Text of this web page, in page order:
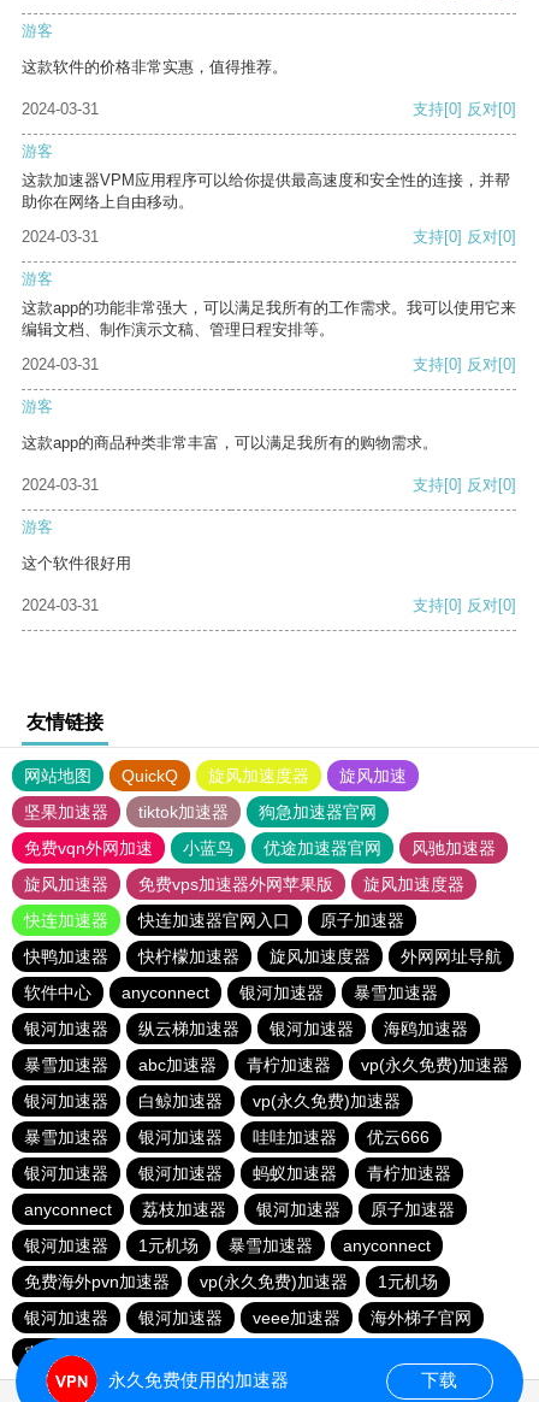
游客
这款软件的价格非常实惠，值得推荐。
2024-03-31 支持[0] 反对[0]
游客
这款加速器VPM应用程序可以给你提供最高速度和安全性的连接，并帮
助你在网络上自由移动。
2024-03-31
支持[0] 反对[0]
游客
这款app的功能非常强大，可以满足我所有的工作需求。我可以使用它来
编辑文档、制作演示文稿、管理日程安排等。
2024-03-31
支持[0] 反对[0]
游客
这款app的商品种类非常丰富，可以满足我所有的购物需求。
2024-03-31 支持[0] 反对[0]
游客
这个软件很好用
2024-03-31 支持[0] 反对[0]
友情链接
网站地图 QuickQ 旋风加速度器
旋风加速
坚果加速器
tiktok加速器
狗急加速器官网
免费vqn外网加速
小蓝鸟 优途加速器官网
风驰加速器
旋风加速器
免费vps加速器外网苹果版
旋风加速度器
快连加速器
快连加速器官网入口
原子加速器
快鸭加速器
快柠檬加速器 旋风加速度器
外网网址导航
软件中心
anyconnect 银河加速器
暴雪加速器
银河加速器
纵云梯加速器 银河加速器
海鸥加速器
暴雪加速器
abc加速器 青柠加速器
vp(永久免费)加速器
银河加速器
白鲸加速器
vp(永久免费)加速器
暴雪加速器
银河加速器 哇哇加速器
优云666
银河加速器
银河加速器 蚂蚁加速器
青柠加速器
anyconnect
荔枝加速器 银河加速器
原子加速器
银河加速器
1元机场 暴雪加速器
anyconnect
免费海外pvn加速器
vp(永久免费)加速器
1元机场
银河加速器
银河加速器 veee加速器
海外梯子官网
蜜蜂加速器
永久免费使用的加速器 下载